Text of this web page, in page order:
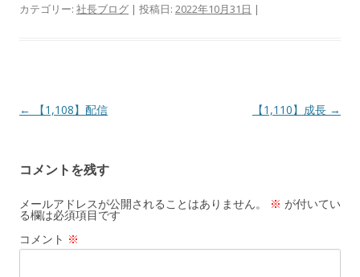
カテゴリー: 社長ブログ | 投稿日: 2022年10月31日 |
投
ビ
ゲ
ー
シ
← 【1,108】配信 【1,110】成長 →
コメントを残す
メールアドレスが公開されることはありません。 ※ が付いてい
る欄は必須項目です
コメント ※